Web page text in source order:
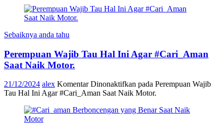
Sebaiknya anda tahu
Perempuan Wajib Tau Hal Ini Agar #Cari_Aman
Saat Naik Motor.
21/12/2024 alex Komentar Dinonaktifkan pada Perempuan Wajib
Tau Hal Ini Agar #Cari_Aman Saat Naik Motor.